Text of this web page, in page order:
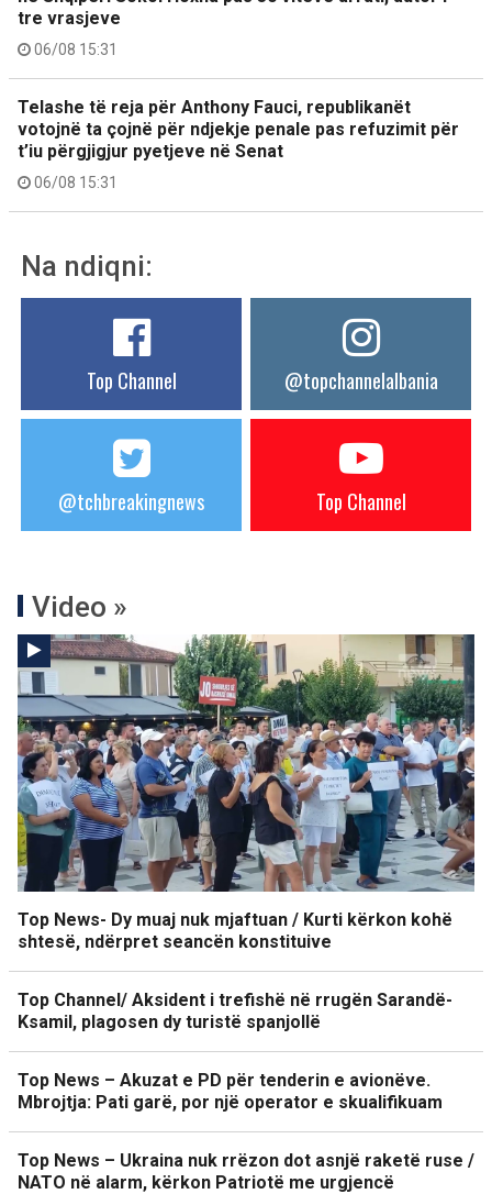
tre vrasjeve
06/08 15:31
Telashe të reja për Anthony Fauci, republikanët
votojnë ta çojnë për ndjekje penale pas refuzimit për
t’iu përgjigjur pyetjeve në Senat
06/08 15:31
Na ndiqni:
Top Channel @topchannelalbania
@tchbreakingnews Top Channel
Video »
Top News- Dy muaj nuk mjaftuan / Kurti kërkon kohë
shtesë, ndërpret seancën konstituive
Top Channel/ Aksident i trefishë në rrugën Sarandë-
Ksamil, plagosen dy turistë spanjollë
Top News – Akuzat e PD për tenderin e avionëve.
Mbrojtja: Pati garë, por një operator e skualifikuam
Top News – Ukraina nuk rrëzon dot asnjë raketë ruse /
NATO në alarm, kërkon Patriotë me urgjencë